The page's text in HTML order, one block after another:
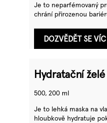
Je to neparfémovaný
chrání přirozenou
DOZVĚDĚT SE VÍC
Hydratační
500, 200 ml
Je to lehká maska na
hloubkově hydratuje